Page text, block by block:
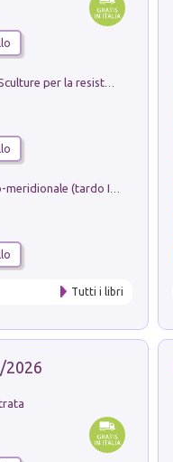
Memorial Santa Giulia. Sculture per la resistenza Monchio di Palagano
Tutti i libri
2026